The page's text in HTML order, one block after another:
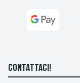
CONTATTACI!